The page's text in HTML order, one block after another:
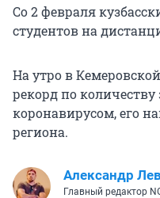
Со 2 февраля
студентов на
На утро в
рекорд по
коронавирусом, его
региона.
Александр
Главный редактор